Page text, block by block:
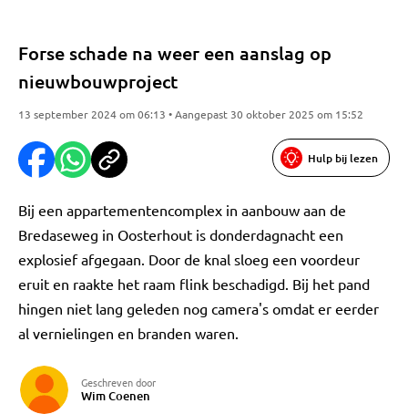
Forse schade na weer een aanslag op
nieuwbouwproject
13 september 2024 om 06:13 • Aangepast 30 oktober 2025 om 15:52
Hulp bij lezen
Bij een appartementencomplex in aanbouw aan de
Bredaseweg in Oosterhout is donderdagnacht een
explosief afgegaan. Door de knal sloeg een voordeur
eruit en raakte het raam flink beschadigd. Bij het pand
hingen niet lang geleden nog camera's omdat er eerder
al vernielingen en branden waren.
Geschreven door
Wim Coenen